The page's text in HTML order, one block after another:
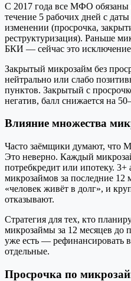
С 2017 года все МФО обязаны
течение 5 рабочих дней с
изменении (просрочка,
реструктуризация). Раньше
БКИ — сейчас это
Закрытый микрозайм без
нейтрально или слабо
пунктов. Закрытый с
негатив, балл снижается на
Влияние множества
Часто заёмщики думают, что
Это неверно. Каждый
потребкредит или ипотеку.
микрозаймов за последние 12
«человек живёт в долг», и
отказывают.
Стратегия для тех, кто
микрозаймы за 12 месяцев до
уже есть — рефинансировать
отдельные.
Просрочка по